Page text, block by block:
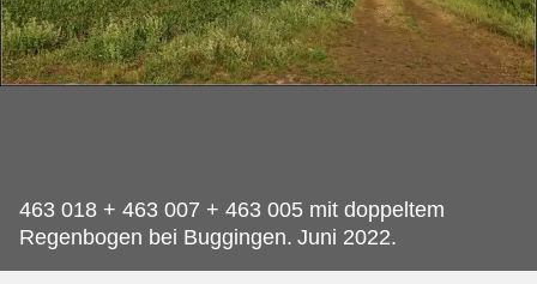
463 018 + 463 007 + 463 005 mit doppeltem
Regenbogen bei Buggingen. Juni 2022.